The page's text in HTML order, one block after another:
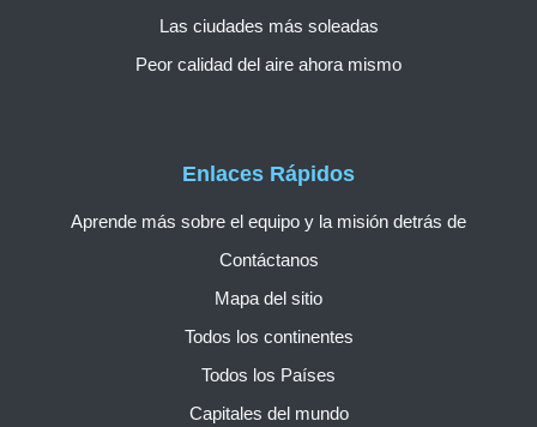
Enlaces Rápidos
Aprende más sobre el equipo y la misión detrás de
Contáctanos
Mapa del sitio
Todos los continentes
Todos los Países
Capitales del mundo
Las ciudades más soleadas
Peor calidad del aire ahora mismo